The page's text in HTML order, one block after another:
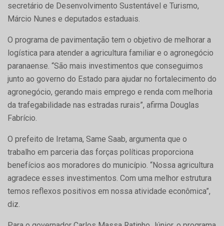
secretário de Desenvolvimento Sustentável e Turismo,
Márcio Nunes e deputados estaduais.
O programa de pavimentação tem o objetivo de melhorar a
logística para atender a agricultura familiar e o agronegócio
paranaense. “São mais investimentos que conseguimos
junto ao governo do Estado para ajudar no fortalecimento do
agronegócio, gerando mais emprego e renda com melhoria
da trafegabilidade nas estradas rurais”, afirma Douglas
Fabrício.
O prefeito de Iretama, Same Saab, argumenta que o
trabalho em parceria das forças políticas proporciona
benefícios aos moradores do município. “Nossa agricultura
agradece esses investimentos. Com uma melhor estrutura
temos reflexos positivos em nossa atividade econômica”,
diz.